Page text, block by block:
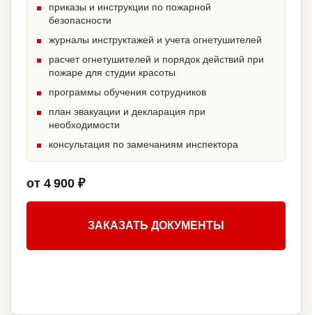
приказы и инструкции по пожарной
безопасности
журналы инструктажей и учета огнетушителей
расчет огнетушителей и порядок действий при
пожаре для студии красоты
программы обучения сотрудников
план эвакуации и декларация при
необходимости
консультация по замечаниям инспектора
от 4 900 ₽
ЗАКАЗАТЬ ДОКУМЕНТЫ